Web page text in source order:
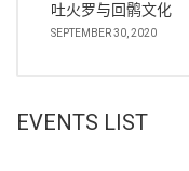
吐火罗与回鹘文化
SEPTEMBER 30, 2020
EVENTS LIST